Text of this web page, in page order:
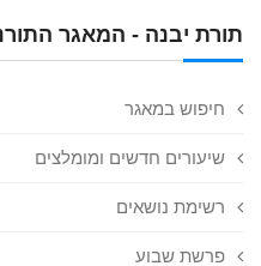
תורת יבנה - המאגר
חיפוש במאגר
שיעורים חדשים ומומלצים
רשימת נושאים
פרשת שבוע